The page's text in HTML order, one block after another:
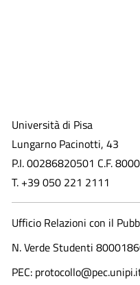
Università di Pisa
Lungarno Pacinotti, 43
P.I. 00286820501 C.F.
T. +39 050 221 2111
Ufficio Relazioni con il
N. Verde Studenti
PEC: